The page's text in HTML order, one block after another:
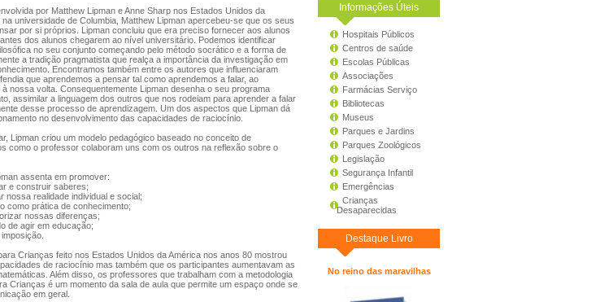
Informações Úteis
Hospitais Públicos
Centros de saúde
Escolas Públicas
Associações
Farmácias Serviço
Bibliotecas
Museus
Parques e Jardins
Parques Zoológicos
Legislação
Segurança Infantil
Emergências
Crianças
Desaparecidas
Destaque Livro
No reino das maravilhas
por Matthew Lipman e Anne Sharp nos Estados Unidos da
universidade de Columbia, Matthew Lipman apercebeu-se que os seus
por si próprios. Lipman concluiu que era preciso fornecer aos alunos
dos alunos chegarem ao nível universitário. Podemos identificar
no seu conjunto começando pelo método socrático e a forma de
a tradição pragmatista que realça a importância da investigação em
Encontramos também entre os autores que influenciaram
que aprendemos a pensar tal como aprendemos a falar, ao
nossa volta. Consequentemente Lipman desenha o seu programa
assimilar a linguagem dos outros que nos rodeiam para aprender a falar
desse processo de aprendizagem. Um dos aspectos que Lipman dá
no desenvolvimento das capacidades de raciocínio.
Lipman criou um modelo pedagógico baseado no conceito de
como o professor colaboram uns com os outros na reflexão sobre o
assenta em promover:
e construir saberes;
nossa realidade individual e social;
como prática de conhecimento;
nossas diferenças;
de agir em educação;
Crianças feito nos Estados Unidos da América nos anos 80 mostrou
de raciocínio mas também que os participantes aumentavam as
Além disso, os professores que trabalham com a metodologia
Crianças é um momento da sala de aula que permite um espaço onde se
em geral.